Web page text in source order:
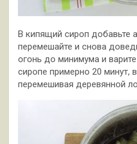
В кипящий сироп добавьте
перемешайте и снова
огонь до минимума и
сиропе примерно 20 минут,
перемешивая деревянной